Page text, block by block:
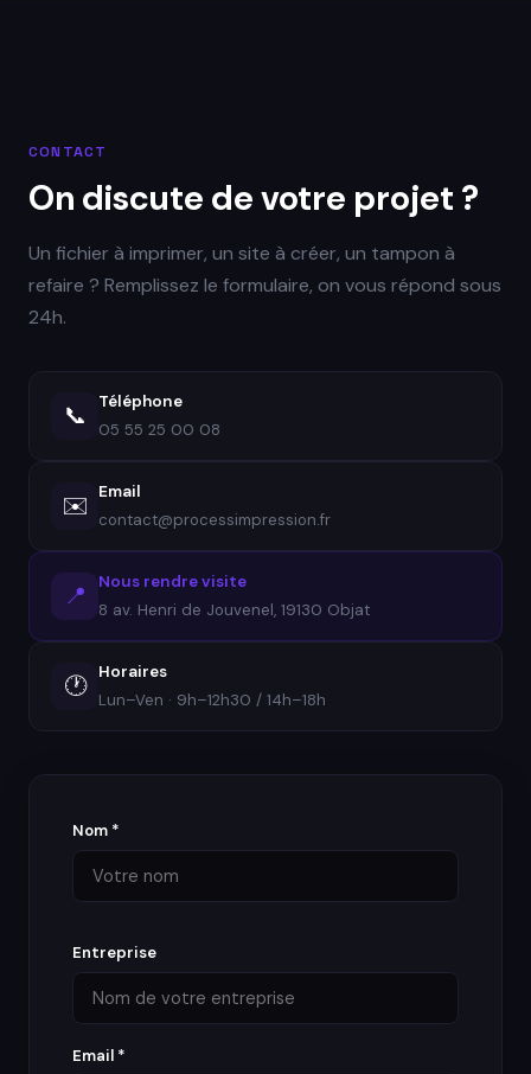
CONTACT
On discute de votre projet ?
Un fichier à imprimer, un site à créer, un tampon à
refaire ? Remplissez le formulaire, on vous répond sous
24h.
📞
Téléphone
05 55 25 00 08
✉️
Email
contact@processimpression.fr
📍
Nous rendre visite
8 av. Henri de Jouvenel, 19130 Objat
🕐
Horaires
Lun–Ven · 9h–12h30 / 14h–18h
Nom *
Entreprise
Email *